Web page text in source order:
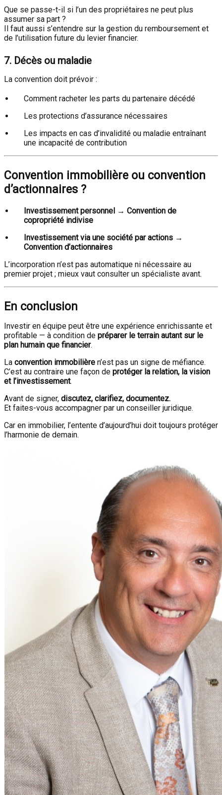
Que se passe-t-il si l’un des propriétaires ne peut plus
assumer sa part ?
Il faut aussi s’entendre sur la gestion du remboursement et
de l’utilisation future du levier financier.
7. Décès ou maladie
La convention doit prévoir :
Comment racheter les parts du partenaire décédé
Les protections d’assurance nécessaires
Les impacts en cas d’invalidité ou maladie entraînant
une incapacité de contribution
Convention immobilière ou convention
d’actionnaires ?
Investissement personnel → Convention de
copropriété indivise
Investissement via une société par actions →
Convention d’actionnaires
L’incorporation n’est pas automatique ni nécessaire au
premier projet ; mieux vaut consulter un spécialiste avant.
En conclusion
Investir en équipe peut être une expérience enrichissante et
profitable — à condition de préparer le terrain autant sur le
plan humain que financier.
La convention immobilière n’est pas un signe de méfiance.
C’est au contraire une façon de protéger la relation, la vision
et l’investissement.
Avant de signer, discutez, clarifiez, documentez.
Et faites-vous accompagner par un conseiller juridique.
Car en immobilier, l’entente d’aujourd’hui doit toujours protéger
l’harmonie de demain.